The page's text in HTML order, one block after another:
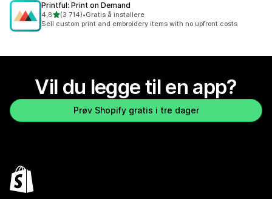
Printful: Print on Demand
4,8av 5 stjerner
(3 714)
Totalt 3714 omtaler
•Gratis å installere
Sell custom print and embroidery items with no upfront costs
Vil du legge til en app?
Prøv Shopify gratis i tre dager